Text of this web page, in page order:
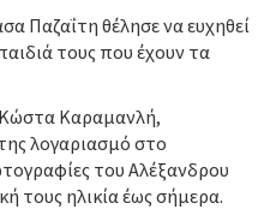
Παζαΐτη θέλησε να ευχηθεί
τους που έχουν τα
Κώστα Καραμανλή,
λογαριασμό στο
του Αλέξανδρου
τους ηλικία έως σήμερα.